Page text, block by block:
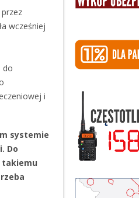
wcześniej
do
i
systemie
Do
takiemu